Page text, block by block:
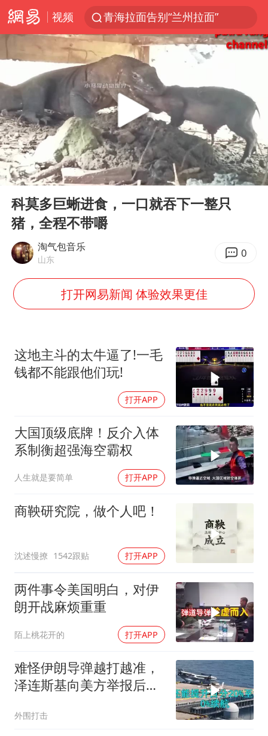
视频
青海拉面告别“兰州拉面”
U17国足三战全胜
我国编制完成新版全月地质图
台风白海豚或吞掉台风鲸鱼
巡查组提问 工作人员偷用手机查答案
看守所辅警收受10万获刑1年
宇树科技 打新
多地要求领导干部带头休假
吉林一“温度计大楼”读数爆表
把党建设得更加坚强有力
中国养老床位“三连降”
奋进开新局 实干挑大梁
Play
00:00 01:23
科莫多巨蜥进食，一口就吞下一整只
猪，全程不带嚼
淘气包音乐
山东 0
打开网易新闻 体验效果更佳
这地主斗的太牛逼了!一毛
钱都不能跟他们玩!
打开APP
大国顶级底牌！反介入体
系制衡超强海空霸权
人生就是要简单 打开APP
商鞅研究院，做个人吧！
沈述慢撩 1542跟贴 打开APP
两件事令美国明白，对伊
朗开战麻烦重重
陌上桃花开的 打开APP
难怪伊朗导弹越打越准，
泽连斯基向美方举报后，
外围打击